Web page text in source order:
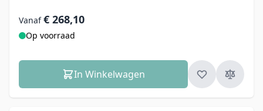
Vanaf € 268,10
Op voorraad
In Winkelwagen